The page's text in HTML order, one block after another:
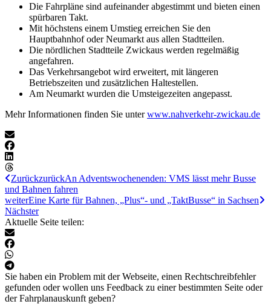
Die Fahrpläne sind aufeinander abgestimmt und bieten einen
spürbaren Takt.
Mit höchstens einem Umstieg erreichen Sie den
Hauptbahnhof oder Neumarkt aus allen Stadtteilen.
Die nördlichen Stadtteile Zwickaus werden regelmäßig
angefahren.
Das Verkehrsangebot wird erweitert, mit längeren
Betriebszeiten und zusätzlichen Haltestellen.
Am Neumarkt wurden die Umsteigezeiten angepasst.
Mehr Informationen finden Sie unterwww.nahverkehr-zwickau.de
ZurückzurückAn Adventswochenenden: VMS lässt mehr Busse
und Bahnen fahren
weiterEine Karte für Bahnen, „Plus“- und „TaktBusse“ in Sachsen
Nächster
Aktuelle Seite teilen:
Sie haben ein Problem mit der Webseite, einen Rechtschreibfehler
gefunden oder wollen uns Feedback zu einer bestimmten Seite oder
der Fahrplanauskunft geben?